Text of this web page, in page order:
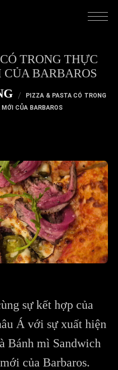
TRONG THỰC
BARBAROS
PIZZA & PASTA CÓ TRONG
CỦA BARBAROS
sự kết hợp của
Á với sự xuất hiện
Bánh mì Sandwich
của Barbaros.